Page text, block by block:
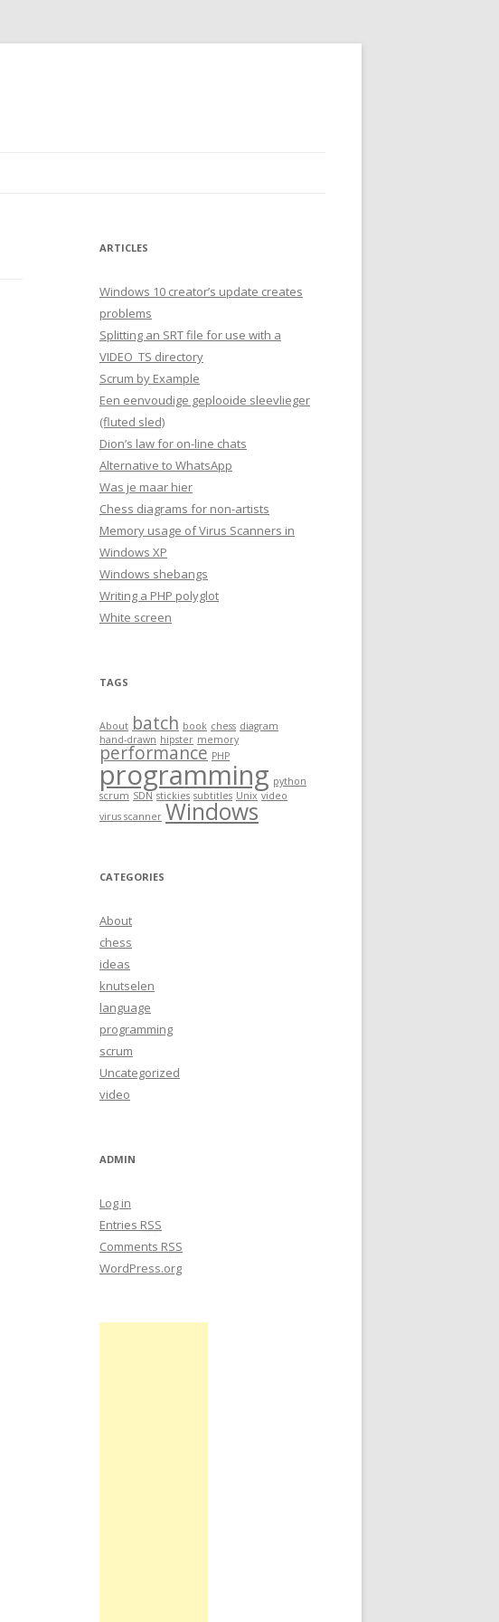
ARTICLES
Windows 10 creator’s update creates
problems
Splitting an SRT file for use with a
VIDEO_TS directory
Scrum by Example
Een eenvoudige geplooide sleevlieger
(fluted sled)
Dion’s law for on-line chats
Alternative to WhatsApp
Was je maar hier
Chess diagrams for non-artists
Memory usage of Virus Scanners in
Windows XP
Windows shebangs
Writing a PHP polyglot
White screen
TAGS
About batch book chess diagram
hand-drawn hipster memory
performance PHP
programming python
scrum SDN stickies subtitles Unix video
virus scanner Windows
CATEGORIES
About
chess
ideas
knutselen
language
programming
scrum
Uncategorized
video
ADMIN
Log in
Entries RSS
Comments RSS
WordPress.org